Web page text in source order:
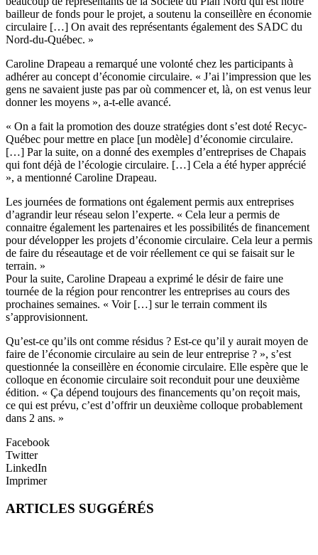
bailleur de fonds pour le projet, a soutenu la conseillère en économie
circulaire […] On avait des représentants également des SADC du
Nord-du-Québec. »
Caroline Drapeau a remarqué une volonté chez les participants à
adhérer au concept d’économie circulaire. « J’ai l’impression que les
gens ne savaient juste pas par où commencer et, là, on est venus leur
donner les moyens », a-t-elle avancé.
« On a fait la promotion des douze stratégies dont s’est doté Recyc-
Québec pour mettre en place [un modèle] d’économie circulaire.
[…] Par la suite, on a donné des exemples d’entreprises de Chapais
qui font déjà de l’écologie circulaire. […] Cela a été hyper apprécié
», a mentionné Caroline Drapeau.
Les journées de formations ont également permis aux entreprises
d’agrandir leur réseau selon l’experte. « Cela leur a permis de
connaitre également les partenaires et les possibilités de financement
pour développer les projets d’économie circulaire. Cela leur a permis
de faire du réseautage et de voir réellement ce qui se faisait sur le
terrain. »
Pour la suite, Caroline Drapeau a exprimé le désir de faire une
tournée de la région pour rencontrer les entreprises au cours des
prochaines semaines. « Voir […] sur le terrain comment ils
s’approvisionnent.
Qu’est-ce qu’ils ont comme résidus ? Est-ce qu’il y aurait moyen de
faire de l’économie circulaire au sein de leur entreprise ? », s’est
questionnée la conseillère en économie circulaire. Elle espère que le
colloque en économie circulaire soit reconduit pour une deuxième
édition. « Ça dépend toujours des financements qu’on reçoit mais,
ce qui est prévu, c’est d’offrir un deuxième colloque probablement
dans 2 ans. »
Facebook
Twitter
LinkedIn
Imprimer
ARTICLES SUGGÉRÉS